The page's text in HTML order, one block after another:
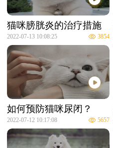
猫咪膀胱炎的治疗措施
2022-07-13 10:08:25 3854
如何预防猫咪尿闭？
2022-07-12 10:17:08 5657